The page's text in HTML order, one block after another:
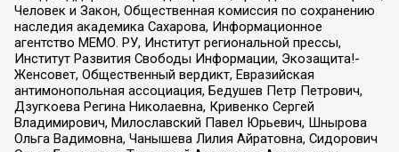
Человек и Закон, Общественная комиссия по сохранению
наследия академика Сахарова, Информационное
агентство МЕМО. РУ, Институт региональной прессы,
Институт Развития Свободы Информации, Экозащита!-
Женсовет, Общественный вердикт, Евразийская
антимонопольная ассоциация, Бедушев Петр Петрович,
Дзугкоева Регина Николаевна, Кривенко Сергей
Владимирович, Милославский Павел Юрьевич, Шнырова
Ольга Вадимовна, Чанышева Лилия Айратовна, Сидорович